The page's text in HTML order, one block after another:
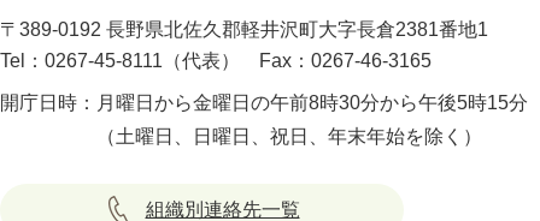
〒389-0192 長野県北佐久郡軽井沢町大字長倉2381番地1
Tel：0267-45-8111（代表）
Fax：0267-46-3165
開庁日時： 月曜日から金曜日の午前8時30分から午後5時15分
（土曜日、日曜日、祝日、年末年始を除く）
組織別連絡先一覧